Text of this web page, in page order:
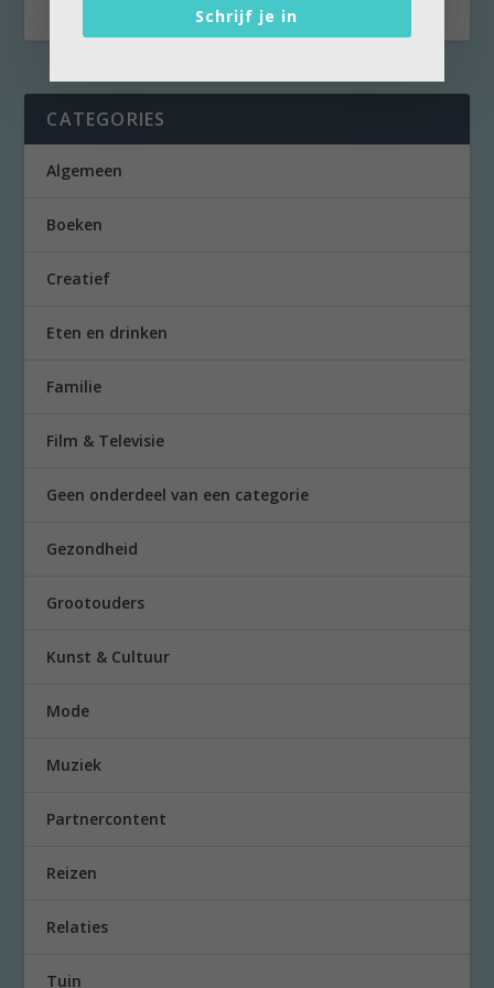
CATEGORIES
Algemeen
Boeken
Creatief
Eten en drinken
Familie
Film & Televisie
Geen onderdeel van een categorie
Gezondheid
Grootouders
Kunst & Cultuur
Mode
Muziek
Partnercontent
Reizen
Relaties
Tuin
Schrijf je in